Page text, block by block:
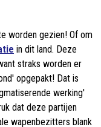
worden gezien! Of om
in dit land. Deze
straks worden er
opgepakt! Dat is
werking'
dat deze partijen
wapenbezitters blank